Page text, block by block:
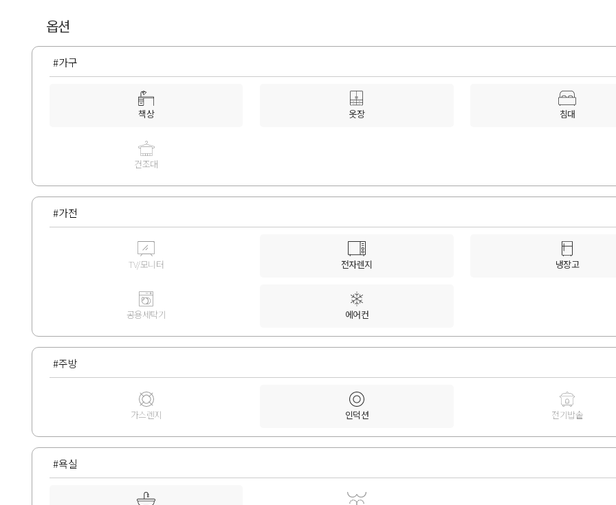
옵션
#가구
책상 옷장 침대
건조대
#가전
TV/모니터 전자렌지 냉장고
공용세탁기 에어컨
#주방
가스렌지 인덕션 전기밥솥
#욕실